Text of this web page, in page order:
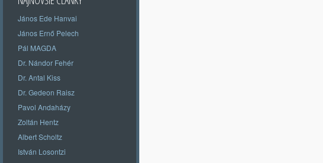
János Ede Hanvai
János Ernő Pelech
Pál MAGDA
Dr. Nándor Fehér
Dr. Antal Kiss
Dr. Gedeon Raisz
Pavol Andaházy
Zoltán Hentz
Albert Scholtz
István Losontzi